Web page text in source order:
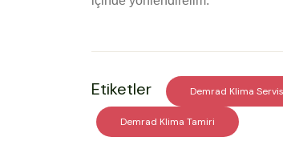
Etiketler Demrad Klima
Demrad Klima Tamiri